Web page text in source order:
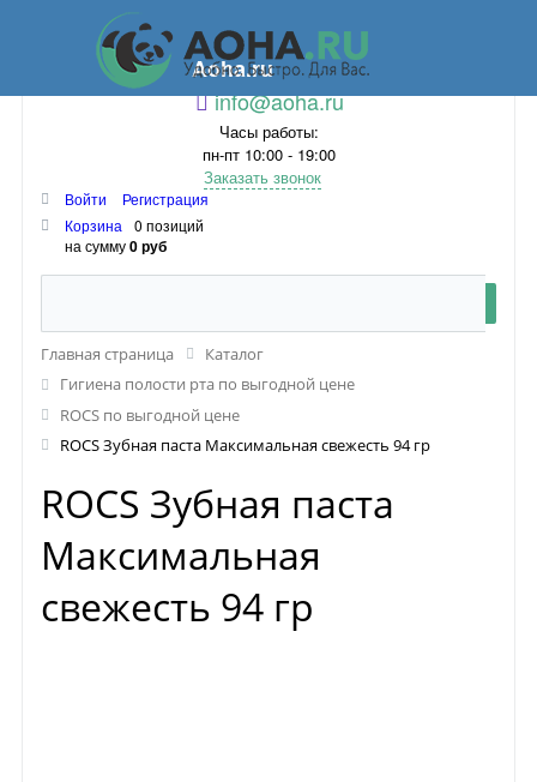
Aoha.ru
info@aoha.ru
Часы работы:
пн-пт 10:00 - 19:00
Заказать звонок
Войти
Регистрация
Корзина
0 позиций
на сумму0 руб
Главная страница
Каталог
Гигиена полости рта по выгодной цене
ROCS по выгодной цене
ROCS Зубная паста Максимальная свежесть 94 гр
ROCS Зубная паста
Максимальная
свежесть 94 гр